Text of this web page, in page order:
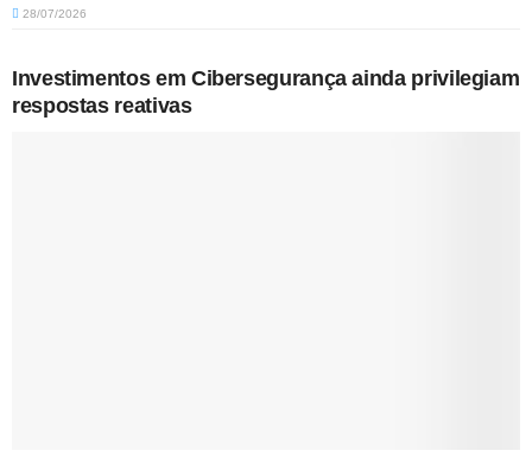
28/07/2026
Investimentos em Cibersegurança ainda privilegiam
respostas reativas